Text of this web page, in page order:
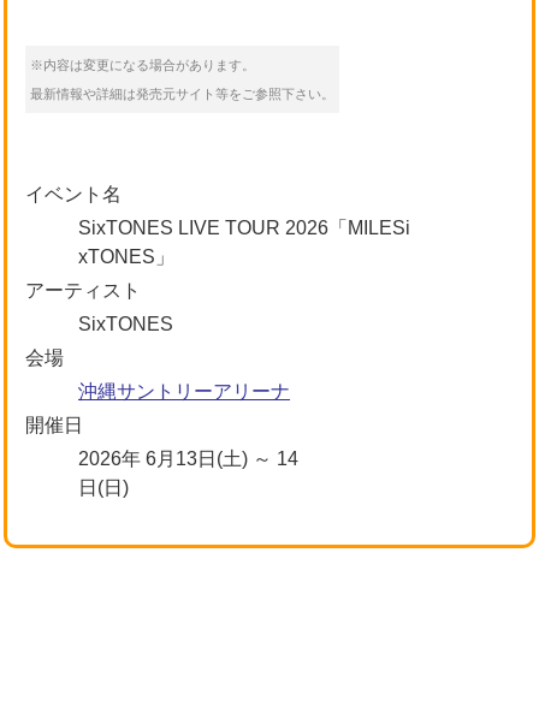
※内容は変更になる場合があります。
最新情報や詳細は発売元サイト等をご参照下さい。
イベント名
SixTONES LIVE TOUR 2026「MILESi
xTONES」
アーティスト
SixTONES
会場
沖縄サントリーアリーナ
開催日
2026年 6月13日(土) ～ 14
日(日)